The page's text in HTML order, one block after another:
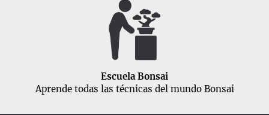
Escuela Bonsai
Aprende todas las técnicas del mundo Bonsai